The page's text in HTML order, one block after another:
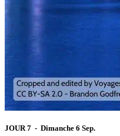
JOUR 7 - Dimanche 6 Sep.